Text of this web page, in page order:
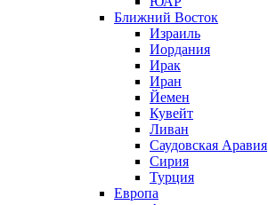
Ближний Восток
Израиль
Иордания
Ирак
Иран
Йемен
Кувейт
Ливан
Саудовская Аравия
Сирия
Турция
Европа